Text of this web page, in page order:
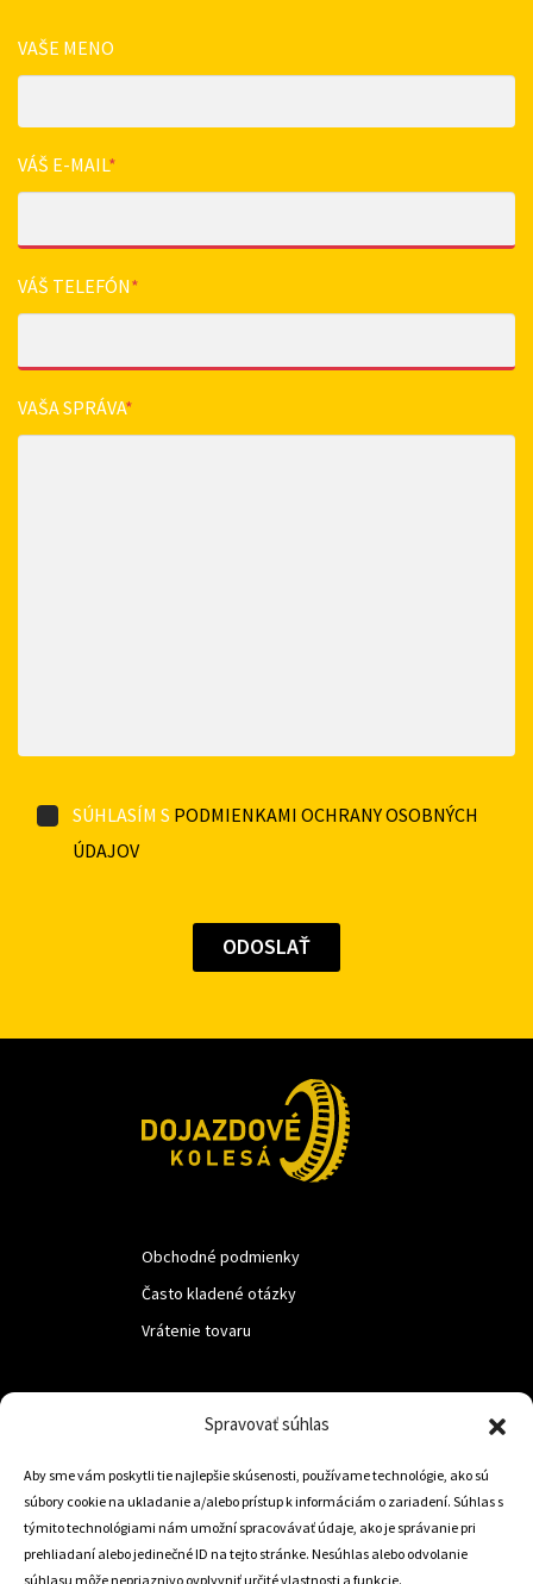
Spravovať súhlas
Aby sme vám poskytli tie najlepšie skúsenosti, používame technológie, ako sú
súbory cookie na ukladanie a/alebo prístup k informáciám o zariadení. Súhlas s
týmito technológiami nám umožní spracovávať údaje, ako je správanie pri
prehliadaní alebo jedinečné ID na tejto stránke. Nesúhlas alebo odvolanie
súhlasu môže nepriaznivo ovplyvniť určité vlastnosti a funkcie.
VAŠE MENO
VÁŠ E-MAIL*
VÁŠ TELEFÓN*
VAŠA SPRÁVA*
SÚHLASÍM S PODMIENKAMI OCHRANY OSOBNÝCH
ÚDAJOV
Obchodné podmienky
Často kladené otázky
Vrátenie tovaru
Trstená 02801